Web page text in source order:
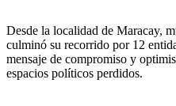
Desde la localidad de Maracay,
culminó su recorrido por 12
mensaje de compromiso y
espacios políticos perdidos.